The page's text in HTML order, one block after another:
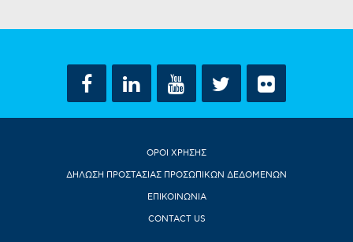
ΟΡΟΙ ΧΡΗΣΗΣ
ΔΗΛΩΣΗ ΠΡΟΣΤΑΣΙΑΣ ΠΡΟΣΩΠΙΚΩΝ ΔΕΔΟΜΕΝΩΝ
ΕΠΙΚΟΙΝΩΝΙΑ
CONTACT US